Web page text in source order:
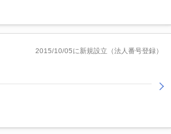
2015/10/05に新規設立（法人番号登録）